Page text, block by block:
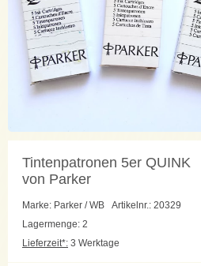
Tintenpatronen 5er QUINK
von Parker
Marke: Parker / WB Artikelnr.: 20329
Lagermenge: 2
Lieferzeit*: 3 Werktage